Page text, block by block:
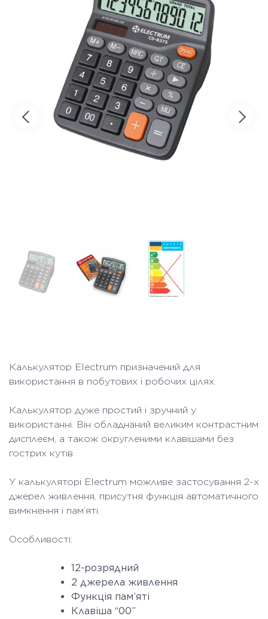
Калькулятор Electrum призначений для
використання в побутових і робочих цілях.
Калькулятор дуже простий і зручний у
використанні. Він обладнаний великим контрастним
дисплеєм, а також округленими клавішами без
гострих кутів.
У калькуляторі Electrum можливе застосування 2-х
джерел живлення, присутня функція автоматичного
вимкнення і пам’яті.
Особливості:
12-розрядний
2 джерела живлення
Функція пам’яті
Клавіша “00”